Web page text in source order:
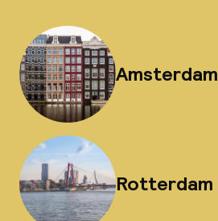
Amsterdam
Rotterdam